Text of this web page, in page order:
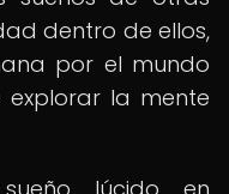
dentro de ellos,
por el mundo
la mente